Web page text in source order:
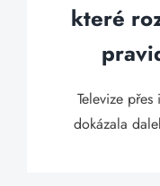
které
Televize
dokázala